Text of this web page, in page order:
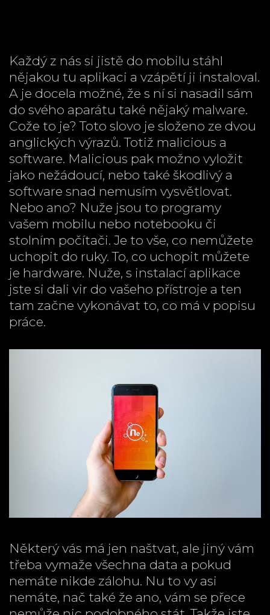
Každý z nás si jistě do mobilu stáhl
nějakou tu aplikaci a vzápětí ji instaloval.
A je docela možné, že s ní si nasadil sám
do svého aparátu také nějaký malware.
Cože to je? Toto slovo je složeno ze dvou
anglických výrazů. Totiž malicious a
software. Malicious pak možno vyložit
jako nežádoucí, nebo také škodlivý a
software snad nemusím vysvětlovat.
Nebo ano? Nuže jsou to programy
vašem mobilu nebo notebooku či
stolním počítači. Je to vše, co nemůžete
uchopit do ruky. To, co uchopit můžete
je hardware. Nuže, s instalací aplikace
jste si dali vir do vašeho přístroje a ten
tam začne vykonávat to, co má v popisu
práce.
Některý vás má jen naštvat, ale jiný vám
třeba vymaže všechna data a pokud
nemáte nikde zálohu. Nu to vy asi
nemáte, nač také že ano, vám se přece